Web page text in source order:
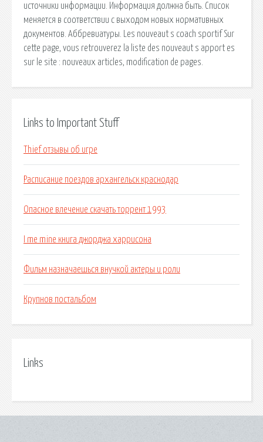
источники информации. Информация должна быть. Список
меняется в соответствии с выходом новых нормативных
документов. Аббревиатуры. Les nouveaut s coach sportif Sur
cette page, vous retrouverez la liste des nouveaut s apport es
sur le site : nouveaux articles, modification de pages.
Links to Important Stuff
Thief отзывы об игре
Расписание поездов архангельск краснодар
Опасное влечение скачать торрент 1993
I me mine книга джорджа харрисона
Фильм назначаешься внучкой актеры и роли
Крупнов постальбом
Links